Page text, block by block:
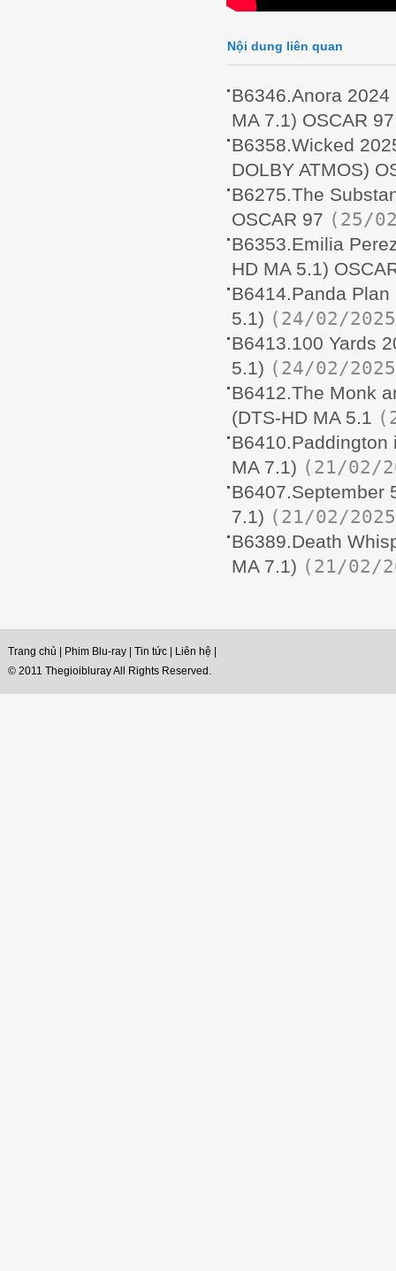
Nội dung liên quan
B6346.Anora 2024
MA 7.1) OSCAR 97
B6358.Wicked
DOLBY ATMOS)
B6275.The
OSCAR 97 (25/
B6353.Emilia
HD MA 5.1)
B6414.Panda Plan
5.1) (24/02/
B6413.100 Yards
5.1) (24/02/
B6412.The Monk
(DTS-HD MA 5.1
B6410.Paddington
MA 7.1) (21/02/
B6407.September
7.1) (21/02/
B6389.Death
MA 7.1) (21/02/
Trang chủ | Phim Blu-ray | Tin tức | Liên hệ |
© 2011 Thegioibluray All Rights Reserved.